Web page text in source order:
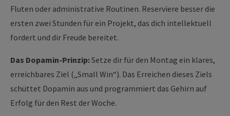
Fluten oder administrative Routinen. Reserviere besser die
ersten zwei Stunden für ein Projekt, das dich intellektuell
fordert und dir Freude bereitet.
Das Dopamin-Prinzip:Setze dir für den Montag ein klares,
erreichbares Ziel („Small Win“). Das Erreichen dieses Ziels
schüttet Dopamin aus und programmiert das Gehirn auf
Erfolg für den Rest der Woche.